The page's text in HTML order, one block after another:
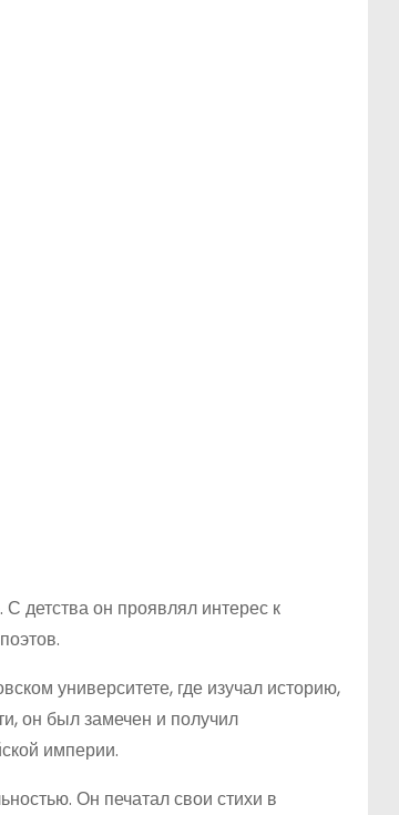
детства он проявлял интерес к
университете, где изучал историю,
он был замечен и получил
империи.
Он печатал свои стихи в